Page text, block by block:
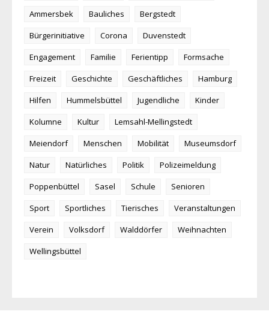
Ammersbek
Bauliches
Bergstedt
Bürgerinitiative
Corona
Duvenstedt
Engagement
Familie Ferientipp
Formsache
Freizeit
Geschichte Geschäftliches
Hamburg
Hilfen
Hummelsbüttel Jugendliche
Kinder
Kolumne
Kultur
Lemsahl-Mellingstedt
Meiendorf
Menschen Mobilität
Museumsdorf
Natur
Natürliches Politik
Polizeimeldung
Poppenbüttel
Sasel Schule
Senioren
Sport
Sportliches Tierisches
Veranstaltungen
Verein
Volksdorf Walddörfer
Weihnachten
Wellingsbüttel